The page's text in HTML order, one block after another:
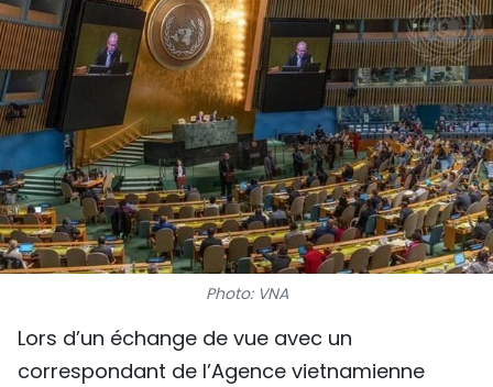
PAYS NATAL
INTERNATIONAL
MÉGASTORIE
INFOGRAPHIE
PHOTO
VIDÉO
À PROPOS DU "PEUPLE"
Photo: VNA
Lors d’un échange de vue avec un
correspondant de l’Agence vietnamienne